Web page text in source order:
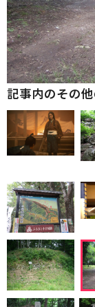
記事内のその